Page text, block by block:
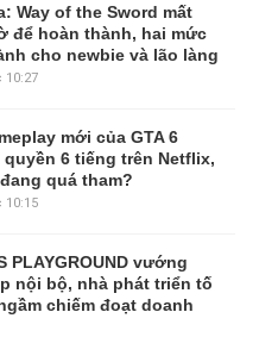
Way of the Sword mất
để hoàn thành, hai mức
cho newbie và lão làng
10:27
mới của GTA 6
6 tiếng trên Netflix,
quá tham?
10:15
PLAYGROUND vướng
nội bộ, nhà phát triển tố
chiếm đoạt doanh